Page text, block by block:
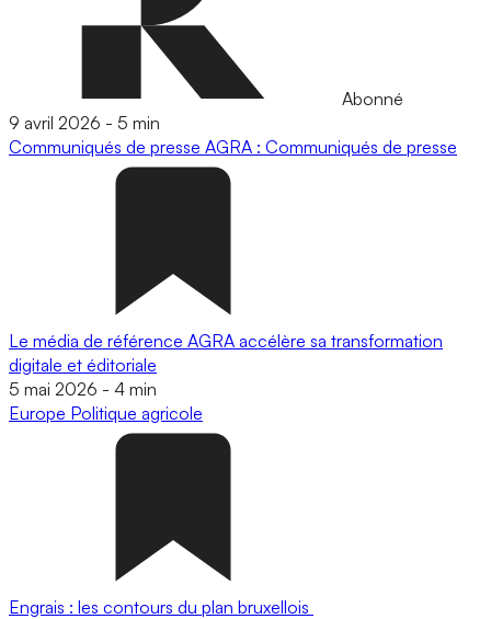
Abonné
9 avril 2026 - 5 min
Communiqués de presse AGRA : Communiqués de presse
Le média de référence AGRA accélère sa transformation
digitale et éditoriale
5 mai 2026 - 4 min
Europe Politique agricole
Engrais : les contours du plan bruxellois